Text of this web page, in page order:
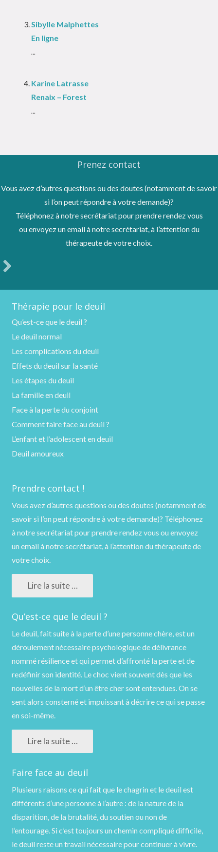
Sibylle Malphettes
En ligne
...
Karine Latrasse
Renaix – Forest
...
Prenez contact
Vous avez d’autres questions ou des doutes (notamment de savoir
si l’on peut répondre à votre demande)?
Téléphonez à notre secrétariat pour prendre rendez vous
ou envoyez un email à notre secrétariat, à l’attention du
thérapeute de votre choix.
Thérapie pour le deuil
Qu’est-ce que le deuil ?
Le deuil normal
Les complications du deuil
Effets du deuil sur la santé
Les étapes du deuil
La famille en deuil
Face à la perte du conjoint
Comment faire face au deuil ?
L’enfant et l’adolescent en deuil
Deuil amoureux
Prendre contact !
Vous avez d’autres questions ou des doutes (notamment de
savoir si l’on peut répondre à votre demande)? Téléphonez
à notre secrétariat pour prendre rendez vous ou envoyez
un email à notre secrétariat, à l’attention du thérapeute de
votre choix.
Lire la suite …
Qu’est-ce que le deuil ?
Le deuil, fait suite à la perte d’une personne chère, est un
déroulement nécessaire psychologique de délivrance
nommé résilience et qui permet d’affronté la perte et de
redéfinir son identité. Le choc vient souvent dès que les
nouvelles de la mort d’un être cher sont entendues. On se
sent alors consterné et impuissant à décrire ce qui se passe
en soi-même.
Lire la suite …
Faire face au deuil
Plusieurs raisons ce qui fait que le chagrin et le deuil est
différents d’une personne à l’autre : de la nature de la
disparition, de la brutalité, du soutien ou non de
l’entourage. Si c’est toujours un chemin compliqué difficile,
le deuil reste un travail nécessaire pour continuer à vivre.